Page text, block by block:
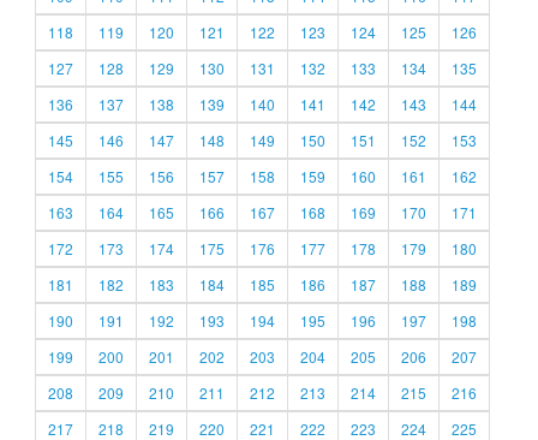
118
119 120 121 122 123 124 125
126
127
128 129 130 131 132 133 134
135
136
137 138 139 140 141 142 143
144
145
146 147 148 149 150 151 152
153
154
155 156 157 158 159 160 161
162
163
164 165 166 167 168 169 170
171
172
173 174 175 176 177 178 179
180
181
182 183 184 185 186 187 188
189
190
191 192 193 194 195 196 197
198
199
200 201 202 203 204 205 206
207
208
209 210 211 212 213 214 215
216
217
218 219 220 221 222 223 224
225